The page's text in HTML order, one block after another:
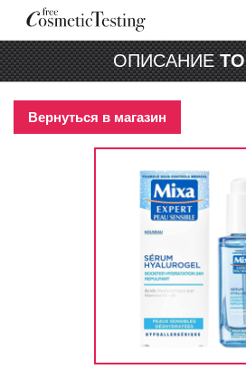
ОПИСАНИЕ
Вернуться в магазин